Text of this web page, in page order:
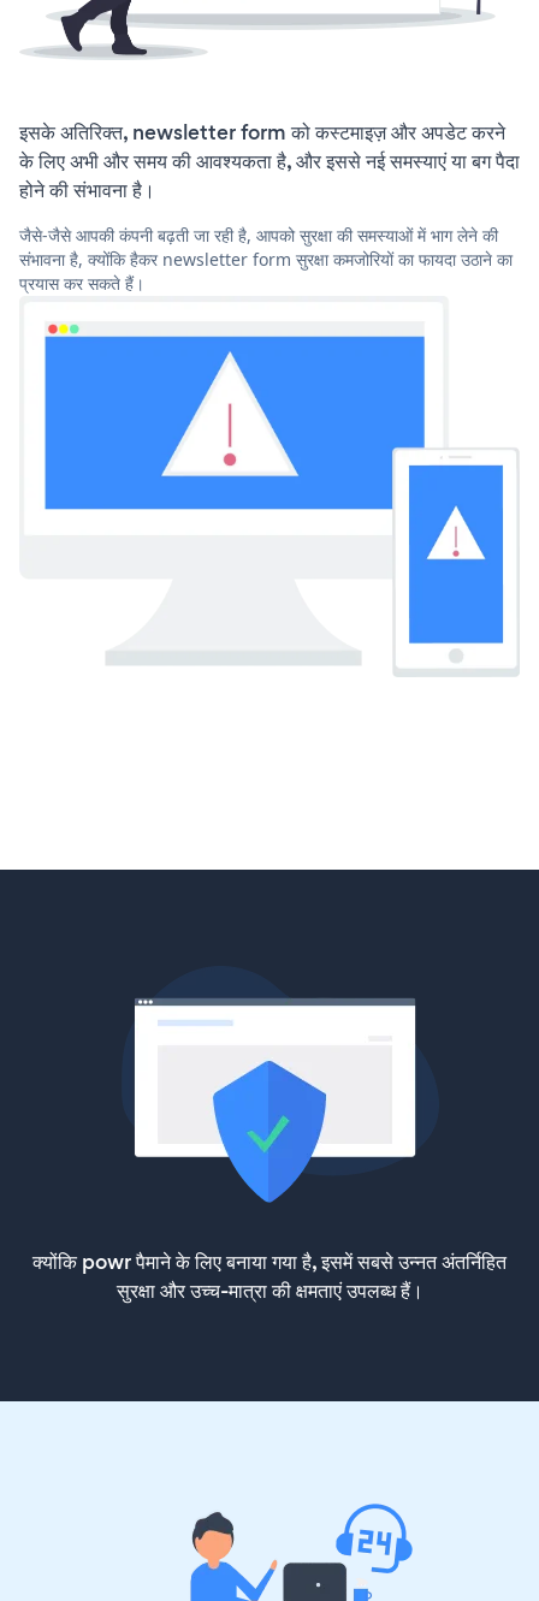
इसके अतिरिक्त, newsletter form को कस्टमाइज़ और अपडेट करने
के लिए अभी और समय की आवश्यकता है, और इससे नई समस्याएं या बग पैदा
होने की संभावना है।
जैसे-जैसे आपकी कंपनी बढ़ती जा रही है, आपको सुरक्षा की समस्याओं में भाग लेने की
संभावना है, क्योंकि हैकर newsletter form सुरक्षा कमजोरियों का फायदा उठाने का
प्रयास कर सकते हैं।
क्योंकि powr पैमाने के लिए बनाया गया है, इसमें सबसे उन्नत अंतर्निहित
सुरक्षा और उच्च-मात्रा की क्षमताएं उपलब्ध हैं।